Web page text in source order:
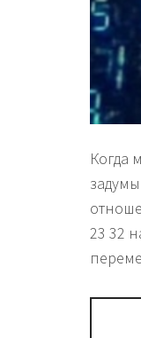
Когда
23 32